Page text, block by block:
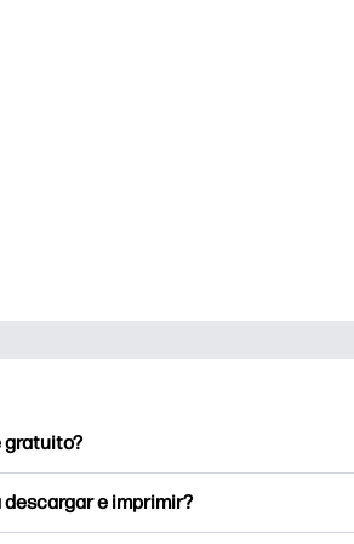
gratuito?
populares, divertidas hojas de trabajo
e imprimir?